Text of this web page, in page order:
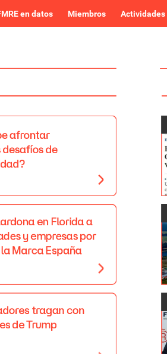
en datos Miembros Actividades
afrontar
desafíos de
en Floridaa
yempresas por
la Marca España
tragan con
deTrump